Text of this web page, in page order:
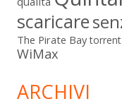
scaricare
The Pirate Bay torrent
WiMax
ARCHIVI